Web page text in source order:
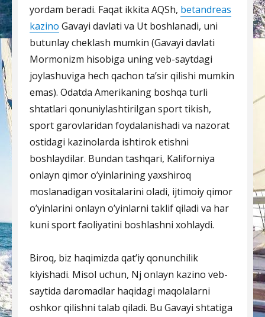
yordam beradi. Faqat ikkita AQSh, betandreas
kazino Gavayi davlati va Ut boshlanadi, uni
butunlay cheklash mumkin (Gavayi davlati
Mormonizm hisobiga uning veb-saytdagi
joylashuviga hech qachon ta’sir qilishi mumkin
emas). Odatda Amerikaning boshqa turli
shtatlari qonuniylashtirilgan sport tikish,
sport garovlaridan foydalanishadi va nazorat
ostidagi kazinolarda ishtirok etishni
boshlaydilar. Bundan tashqari, Kaliforniya
onlayn qimor o’yinlarining yaxshiroq
moslanadigan vositalarini oladi, ijtimoiy qimor
o’yinlarini onlayn o’yinlarni taklif qiladi va har
kuni sport faoliyatini boshlashni xohlaydi.
Biroq, biz haqimizda qat’iy qonunchilik
kiyishadi. Misol uchun, Nj onlayn kazino veb-
saytida daromadlar haqidagi maqolalarni
oshkor qilishni talab qiladi. Bu Gavayi shtatiga